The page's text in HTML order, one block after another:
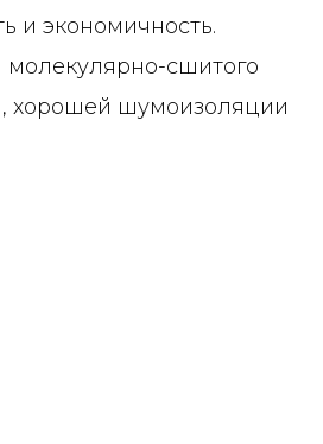
и экономичность.
сшитого
хорошей шумоизоляции